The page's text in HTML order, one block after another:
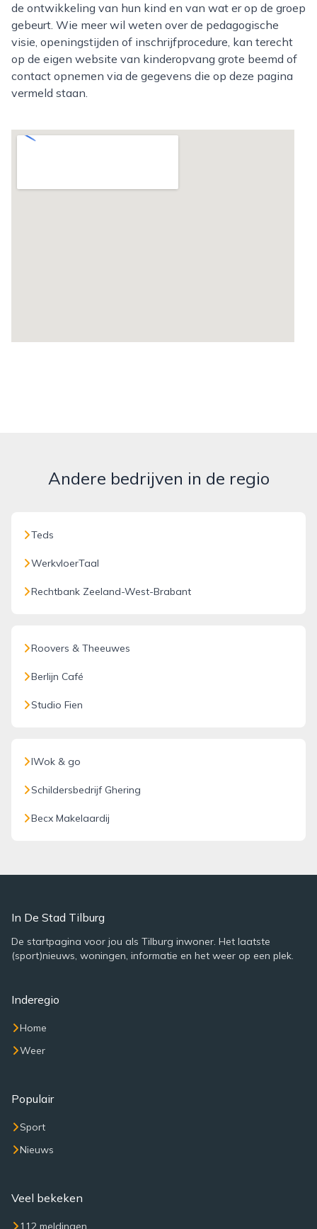
de ontwikkeling van hun kind en van wat er op de groep
gebeurt. Wie meer wil weten over de pedagogische
visie, openingstijden of inschrijfprocedure, kan terecht
op de eigen website van kinderopvang grote beemd of
contact opnemen via de gegevens die op deze pagina
vermeld staan.
Andere bedrijven in de regio
Teds
WerkvloerTaal
Rechtbank Zeeland-West-Brabant
Roovers & Theeuwes
Berlijn Café
Studio Fien
IWok & go
Schildersbedrijf Ghering
Becx Makelaardij
In De Stad Tilburg
De startpagina voor jou als Tilburg inwoner. Het laatste
(sport)nieuws, woningen, informatie en het weer op een plek.
Inderegio
Home
Weer
Populair
Sport
Nieuws
Veel bekeken
112 meldingen